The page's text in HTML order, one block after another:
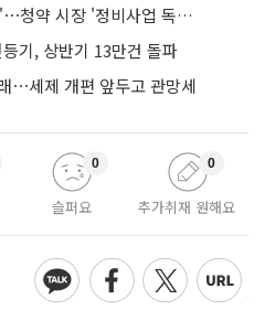
"완성된 인프라에 몰린다"⋯청약 시장 '정비사업 독주' 42배 격차
기, 상반기 13만건 돌파
⋯세제 개편 앞두고 관망세
슬퍼요
0
추가취재 원해요
0